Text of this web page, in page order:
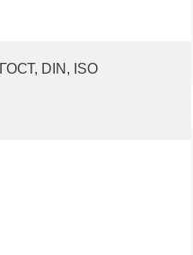
ГОСТ, DIN, ISO